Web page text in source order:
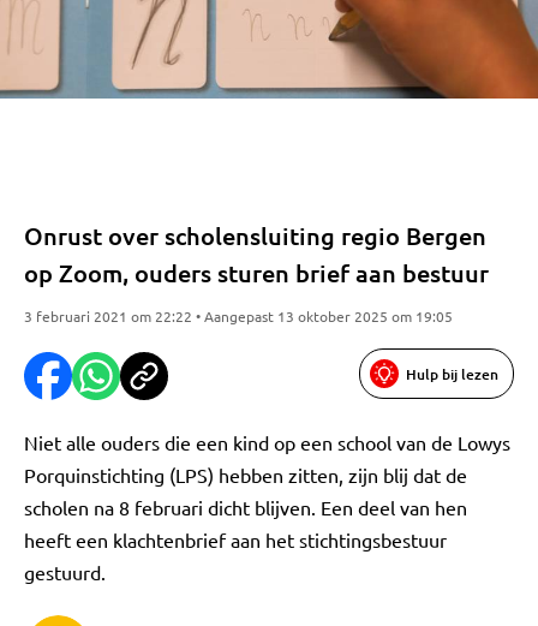
Onrust over scholensluiting regio Bergen
op Zoom, ouders sturen brief aan bestuur
3 februari 2021 om 22:22 • Aangepast 13 oktober 2025 om 19:05
Hulp bij lezen
Niet alle ouders die een kind op een school van de Lowys
Porquinstichting (LPS) hebben zitten, zijn blij dat de
scholen na 8 februari dicht blijven. Een deel van hen
heeft een klachtenbrief aan het stichtingsbestuur
gestuurd.